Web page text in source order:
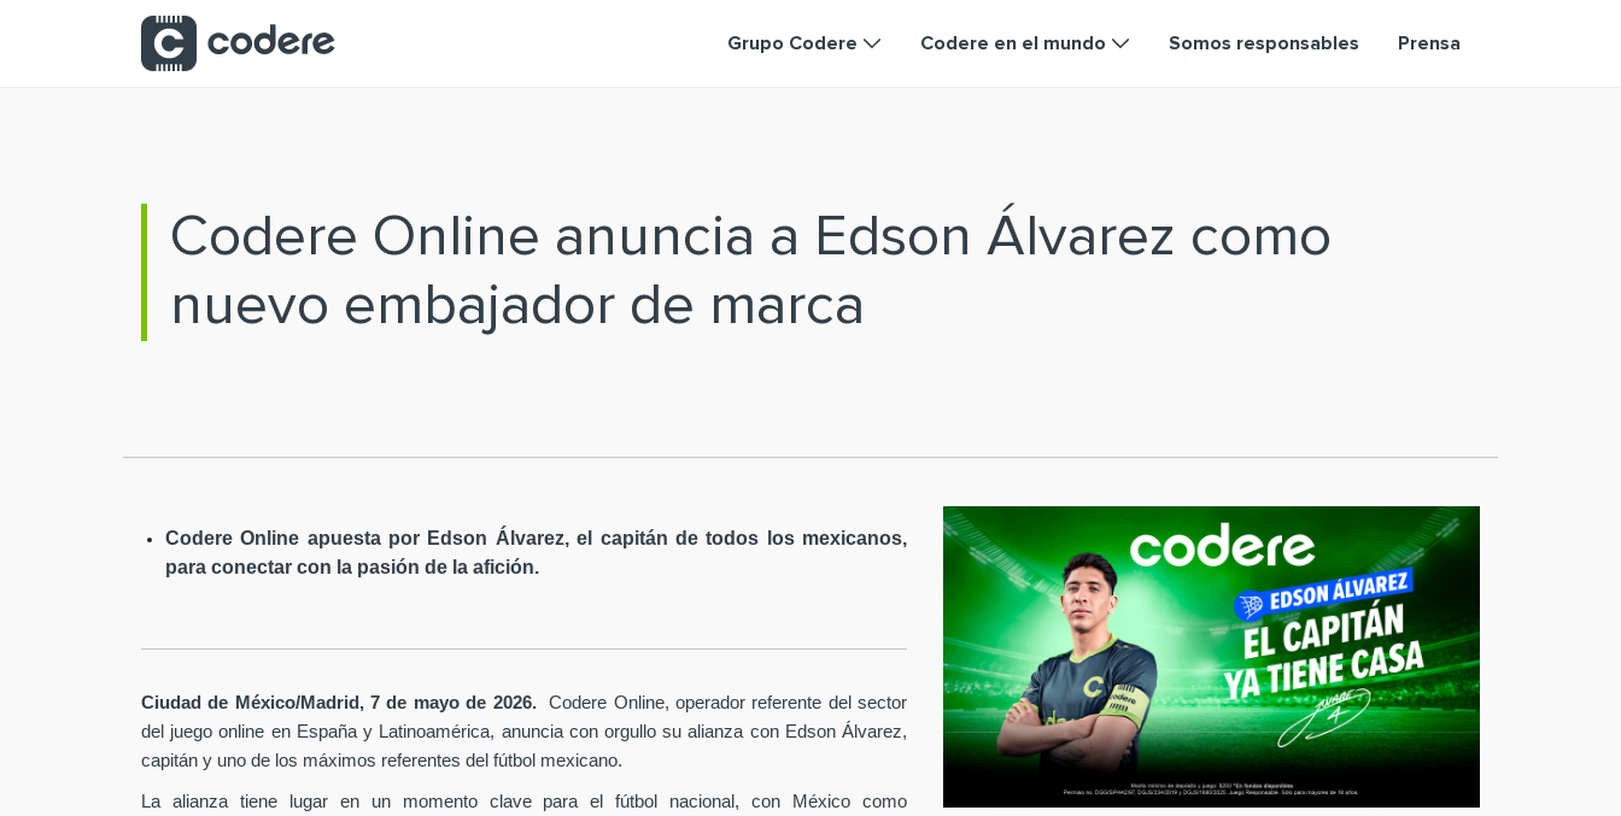
Saltar al contenido principal
Grupo Codere Codere en el mundo Somos responsables Prensa
Codere Online anuncia a Edson Álvarez como
nuevo embajador de marca
Codere Online apuesta por Edson Álvarez, el capitán de todos los mexicanos,
para conectar con la pasión de la afición.
Ciudad de México/Madrid, 7 de mayo de 2026.Codere Online, operador referente del sector
del juego online en España y Latinoamérica, anuncia con orgullo su alianza con Edson Álvarez,
capitán y uno de los máximos referentes del fútbol mexicano.
La alianza tiene lugar en un momento clave para el fútbol nacional, con México como